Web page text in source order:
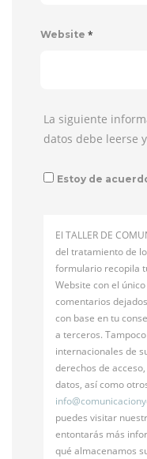
Website *
La siguiente
datos debe leerse
Estoy de
El TALLER DE
del tratamiento de
formulario recopila
Website con el
comentarios
con base en tu
a terceros.
internacionales de
derechos de
datos, así como
info@
puedes visitar
entontarás más
qué almacenamos